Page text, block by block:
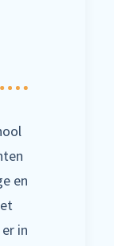
en
in